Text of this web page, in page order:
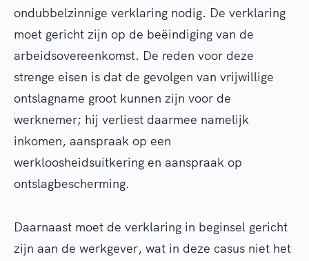
ondubbelzinnige verklaring nodig. De verklaring
moet gericht zijn op de beëindiging van de
arbeidsovereenkomst. De reden voor deze
strenge eisen is dat de gevolgen van vrijwillige
ontslagname groot kunnen zijn voor de
werknemer; hij verliest daarmee namelijk
inkomen, aanspraak op een
werkloosheidsuitkering en aanspraak op
ontslagbescherming.
Daarnaast moet de verklaring in beginsel gericht
zijn aan de werkgever, wat in deze casus niet het